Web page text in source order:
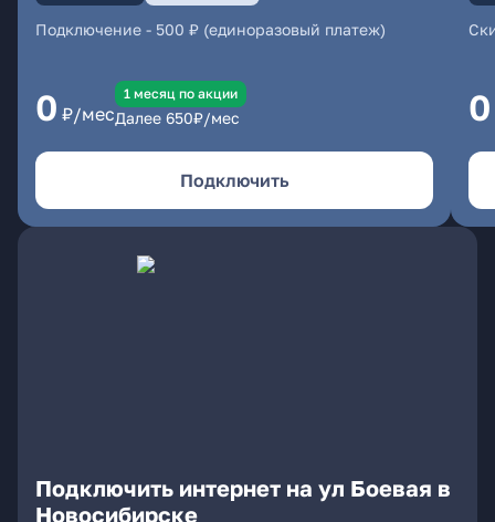
Подключение - 500 ₽ (единоразовый платеж)
0 ₽/мес
1 месяц по акции
Далее 650₽/мес
Подключить
0
Подключить интернет на ул Боевая в
Новосибирске